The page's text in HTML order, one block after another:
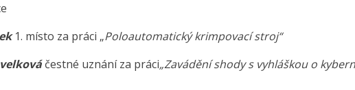
1. místo za práci „Poloautomatický krimpovací stroj“
čestné uznání za práci„Zavádění shody s vyhláškou o